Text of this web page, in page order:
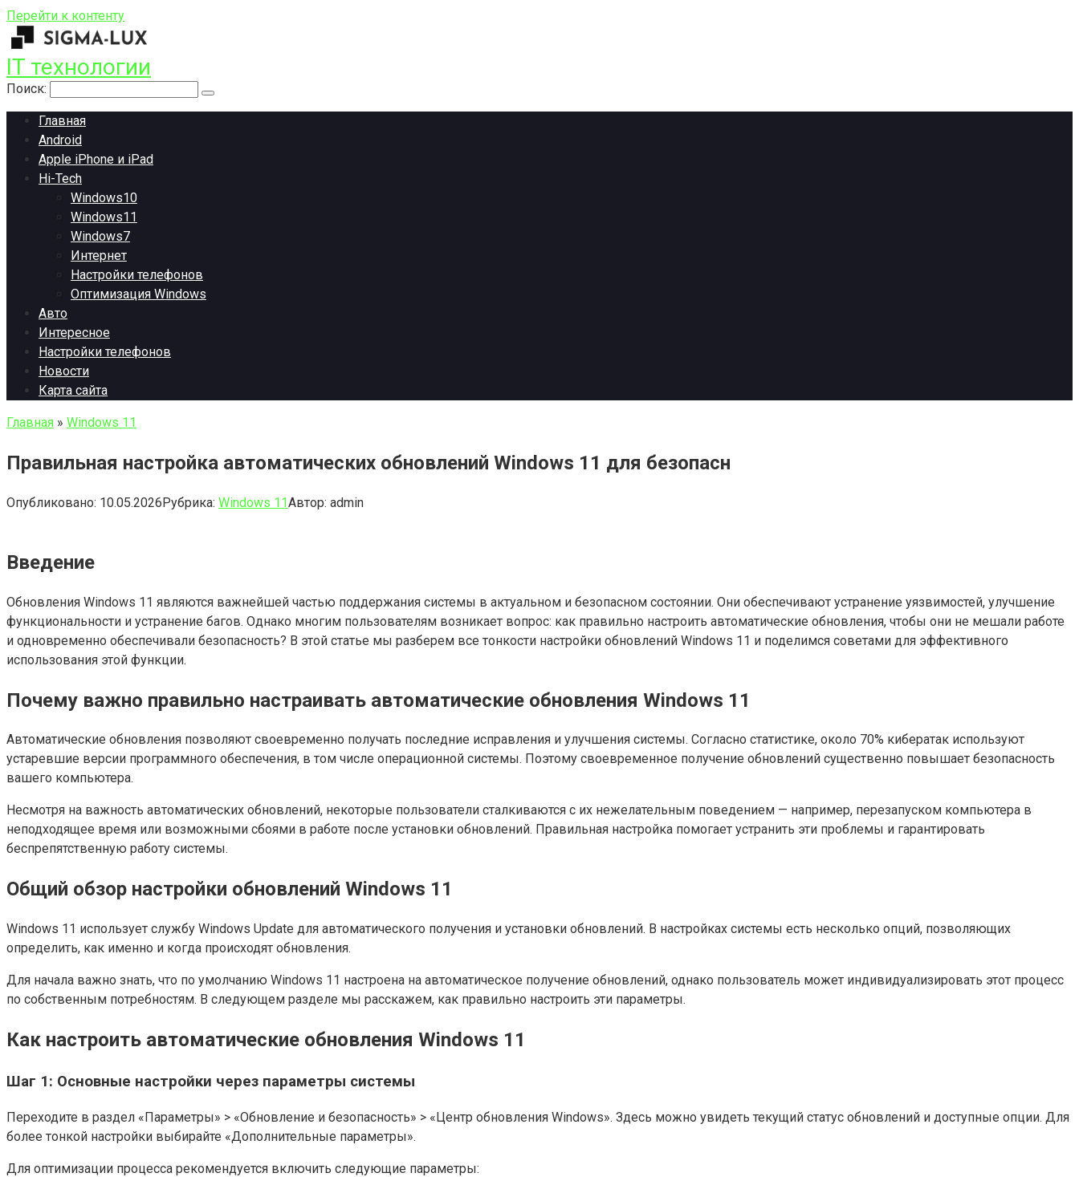
Перейти к контенту
IT технологии
Поиск:
Главная
Android
Apple iPhone и iPad
Hi-Tech
Windows10
Windows11
Windows7
Интернет
Настройки телефонов
Оптимизация Windows
Авто
Интересное
Настройки телефонов
Новости
Карта сайта
Главная » Windows 11
Правильная настройка автоматических обновлений Windows 11 для безопасн
Опубликовано: 10.05.2026Рубрика: Windows 11Автор: admin
Введение
Обновления Windows 11 являются важнейшей частью поддержания системы в актуальном и безопасном состоянии. Они обеспечивают устранение уязвимостей, улучшение
функциональности и устранение багов. Однако многим пользователям возникает вопрос: как правильно настроить автоматические обновления, чтобы они не мешали работе
и одновременно обеспечивали безопасность? В этой статье мы разберем все тонкости настройки обновлений Windows 11 и поделимся советами для эффективного
использования этой функции.
Почему важно правильно настраивать автоматические обновления Windows 11
Автоматические обновления позволяют своевременно получать последние исправления и улучшения системы. Согласно статистике, около 70% кибератак используют
устаревшие версии программного обеспечения, в том числе операционной системы. Поэтому своевременное получение обновлений существенно повышает безопасность
вашего компьютера.
Несмотря на важность автоматических обновлений, некоторые пользователи сталкиваются с их нежелательным поведением — например, перезапуском компьютера в
неподходящее время или возможными сбоями в работе после установки обновлений. Правильная настройка помогает устранить эти проблемы и гарантировать
беспрепятственную работу системы.
Общий обзор настройки обновлений Windows 11
Windows 11 использует службу Windows Update для автоматического получения и установки обновлений. В настройках системы есть несколько опций, позволяющих
определить, как именно и когда происходят обновления.
Для начала важно знать, что по умолчанию Windows 11 настроена на автоматическое получение обновлений, однако пользователь может индивидуализировать этот процесс
по собственным потребностям. В следующем разделе мы расскажем, как правильно настроить эти параметры.
Как настроить автоматические обновления Windows 11
Шаг 1: Основные настройки через параметры системы
Переходите в раздел «Параметры» > «Обновление и безопасность» > «Центр обновления Windows». Здесь можно увидеть текущий статус обновлений и доступные опции. Для
более тонкой настройки выбирайте «Дополнительные параметры».
Для оптимизации процесса рекомендуется включить следующие параметры: